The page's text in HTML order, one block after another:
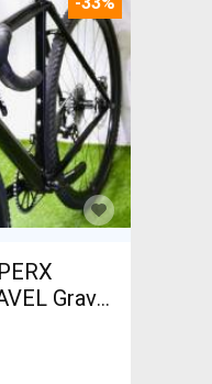
Gravel